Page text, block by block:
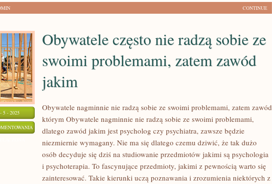
NA
ZADANE
INTERNECIE
CONTINUE
5 - 2025
CZĘSTO
RADZĄ
SOBIE
Obywatele często nie radzą sobie ze
swoimi problemami, zatem zawód
jakim
Obywatele nagminnie nie radzą sobie ze swoimi problemami, zatem zawód
którym Obywatele nagminnie nie radzą sobie ze swoimi problemami,
dlatego zawód jakim jest psycholog czy psychiatra, zawsze będzie
niezmiernie wymagany. Nie ma się dlatego czemu dziwić, że tak dużo
osób decyduje się dziś na studiowanie przedmiotów jakimi są psychologia
i psychoterapia. To fascynujące przedmioty, jakimi z pewnością warto się
zainteresować. Takie kierunki uczą poznawania i zrozumienia niektórych z